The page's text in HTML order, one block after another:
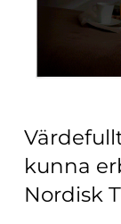
kunna
Nordisk